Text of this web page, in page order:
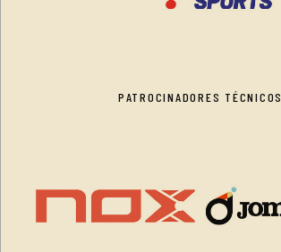
PATROCINADORES TÉCNICOS